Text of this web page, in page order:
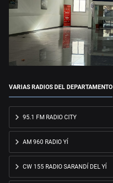
VARIAS RADIOS DEL DEPARTAMENTO
95.1 FM RADIO CITY
AM 960 RADIO YÍ
CW 155 RADIO SARANDÍ DEL YÍ